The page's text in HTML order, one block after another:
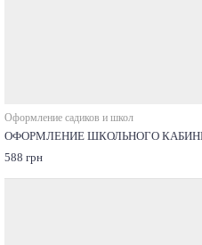
Оформление садиков и школ
ОФОРМЛЕНИЕ ШКОЛЬНОГО
588 грн